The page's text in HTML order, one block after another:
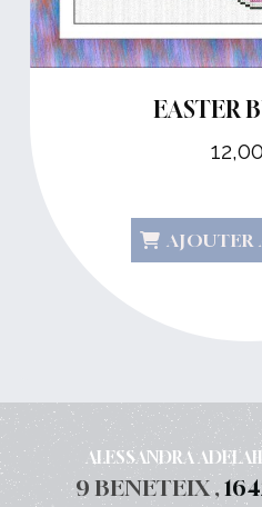
EASTER
12,00
AJOUTER
ALESSANDRA
9 BENETEIX ,